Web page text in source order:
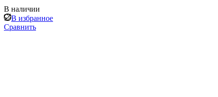
В наличии
В избранное
Сравнить